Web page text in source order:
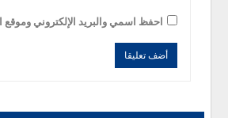
احفظ اسمي والبريد الإلكتروني وموقع